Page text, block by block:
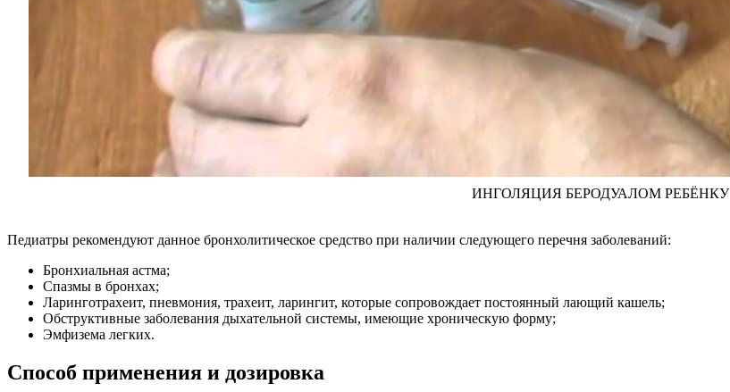
ИНГОЛЯЦИЯ БЕРОДУАЛОМ РЕБЁНКУ
Педиатры рекомендуют данное бронхолитическое средство при наличии следующего перечня заболеваний:
Бронхиальная астма;
Спазмы в бронхах;
Ларинготрахеит, пневмония, трахеит, ларингит, которые сопровождает постоянный лающий кашель;
Обструктивные заболевания дыхательной системы, имеющие хроническую форму;
Эмфизема легких.
Способ применения и дозировка